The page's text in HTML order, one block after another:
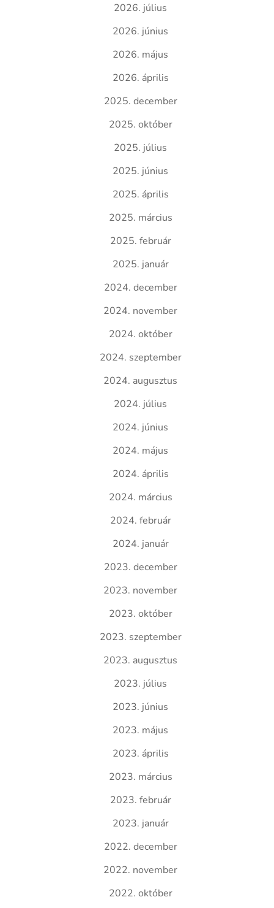
2026. július
2026. június
2026. május
2026. április
2025. december
2025. október
2025. július
2025. június
2025. április
2025. március
2025. február
2025. január
2024. december
2024. november
2024. október
2024. szeptember
2024. augusztus
2024. július
2024. június
2024. május
2024. április
2024. március
2024. február
2024. január
2023. december
2023. november
2023. október
2023. szeptember
2023. augusztus
2023. július
2023. június
2023. május
2023. április
2023. március
2023. február
2023. január
2022. december
2022. november
2022. október